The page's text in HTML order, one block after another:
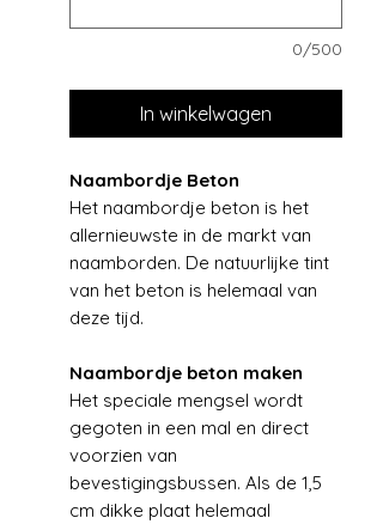
0/500
In winkelwagen
Naambordje Beton
Het naambordje beton is het
allernieuwste in de markt van
naamborden. De natuurlijke tint
van het beton is helemaal van
deze tijd.
Naambordje beton maken
Het speciale mengsel wordt
gegoten in een mal en direct
voorzien van
bevestigingsbussen. Als de 1,5
cm dikke plaat helemaal